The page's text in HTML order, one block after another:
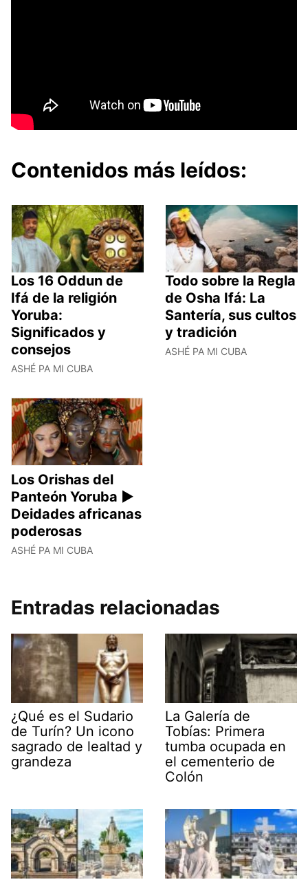
Contenidos más leídos:
Los 16 Oddun de
Ifá de la religión
Yoruba:
Significados y
consejos
ASHÉ PA MI CUBA
Todo sobre la Regla
de Osha Ifá: La
Santería, sus cultos
y tradición
ASHÉ PA MI CUBA
Los Orishas del
Panteón Yoruba ►
Deidades africanas
poderosas
ASHÉ PA MI CUBA
Entradas relacionadas
¿Qué es el Sudario
de Turín? Un icono
sagrado de lealtad y
grandeza
La Galería de
Tobías: Primera
tumba ocupada en
el cementerio de
Colón